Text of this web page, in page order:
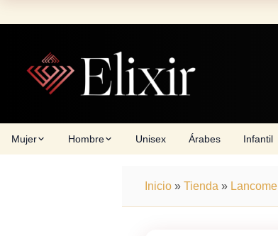
to
Mujer Hombre Unisex Árabes Infantil
Inicio » Tienda » Lancome